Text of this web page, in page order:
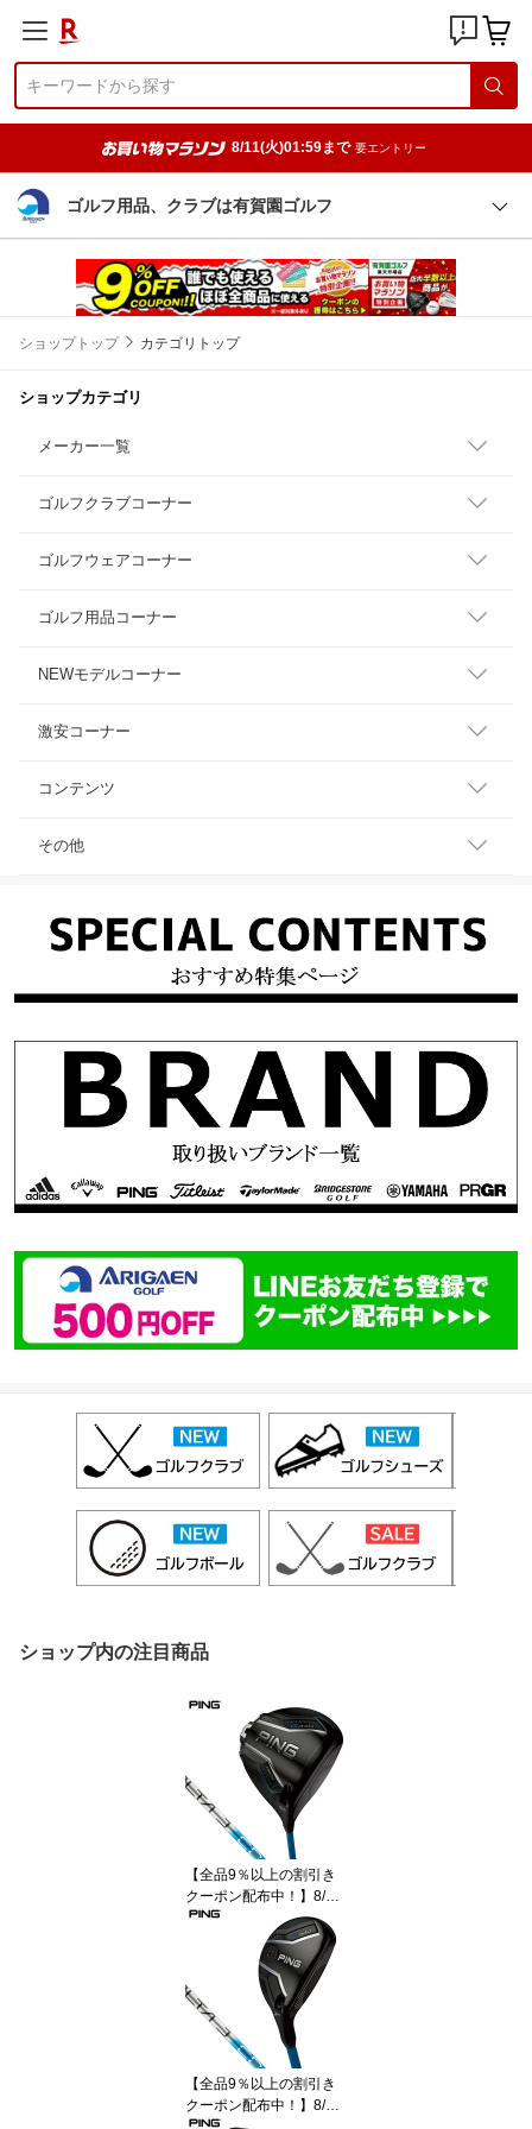
8/11(火)01:59まで 要エントリー
ゴルフ用品、クラブは有賀園ゴルフ
ショップトップ カテゴリトップ
ショップカテゴリ
メーカー一覧
ゴルフクラブコーナー
ゴルフウェアコーナー
ゴルフ用品コーナー
NEWモデルコーナー
激安コーナー
コンテンツ
その他
ショップ内の注目商品
【全品9％以上の割引き
クーポン配布中！】8/11
まで PING ピン G440
MAX マックス ドライバ
ー ALTA J CB BLUE シャ
フト [2025年モデル]
【全品9％以上の割引き
クーポン配布中！】8/11